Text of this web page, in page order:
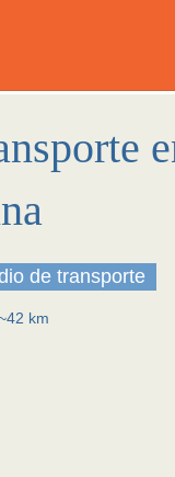
de transporte
km